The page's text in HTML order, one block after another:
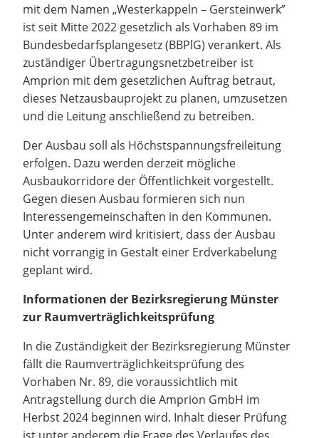
mit dem Namen „Westerkappeln – Gersteinwerk”
ist seit Mitte 2022 gesetzlich als Vorhaben 89 im
Bundesbedarfsplangesetz (BBPlG) verankert. Als
zuständiger Übertragungsnetzbetreiber ist
Amprion mit dem gesetzlichen Auftrag betraut,
dieses Netzausbauprojekt zu planen, umzusetzen
und die Leitung anschließend zu betreiben.
Der Ausbau soll als Höchstspannungsfreileitung
erfolgen. Dazu werden derzeit mögliche
Ausbaukorridore der Öffentlichkeit vorgestellt.
Gegen diesen Ausbau formieren sich nun
Interessengemeinschaften in den Kommunen.
Unter anderem wird kritisiert, dass der Ausbau
nicht vorrangig in Gestalt einer Erdverkabelung
geplant wird.
Informationen der Bezirksregierung Münster
zur Raumverträglichkeitsprüfung
In die Zuständigkeit der Bezirksregierung Münster
fällt die Raumverträglichkeitsprüfung des
Vorhaben Nr. 89, die voraussichtlich mit
Antragstellung durch die Amprion GmbH im
Herbst 2024 beginnen wird. Inhalt dieser Prüfung
ist unter anderem die Frage des Verlaufes des